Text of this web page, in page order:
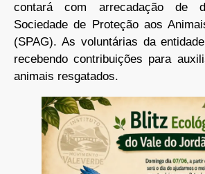
contará com arrecadação de
Sociedade de Proteção aos
(SPAG). As voluntárias da
recebendo contribuições para
animais resgatados.